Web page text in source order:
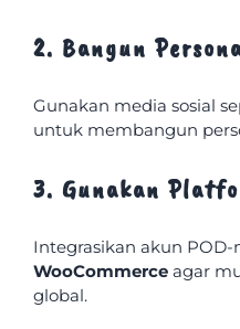
2. Bangun
Gunakan media sosial
untuk membangun
3. Gunakan
Integrasikan akun POD-
WooCommerce agar
global.